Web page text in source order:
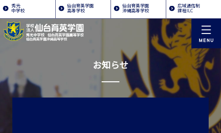
秀光
中学校
仙台育英学園
高等学校
仙台育英学園
沖縄高等学校
広域通信制
課程ILC
お知らせ